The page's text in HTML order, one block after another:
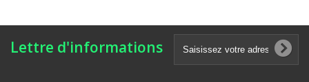
Lettre d'informations